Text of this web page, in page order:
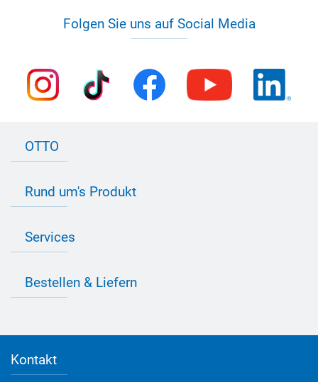
Folgen Sie uns auf Social Media
OTTO
Bau Newsletter
Presse
Jobs
Referenzen
Rund um's Produkt
Farbvielfalt
Informationen zu Prüfzeichen
Services
Farbempfehlungen
Verbrauchsrechner
Medienportal
Bestellen & Liefern
Bestelloptionen
Elektronischer Rechnungsversand
Kontakt